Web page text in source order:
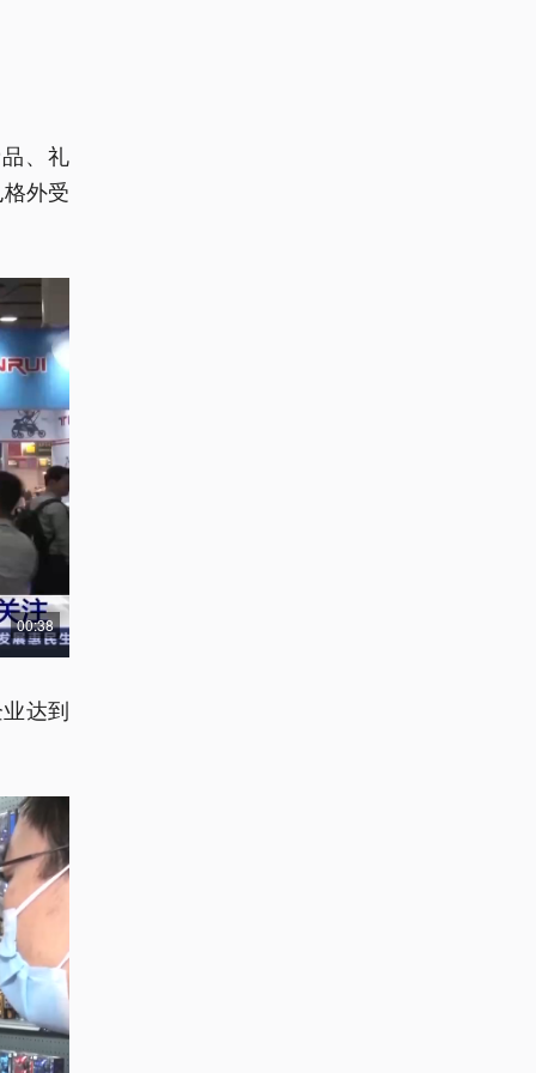
、礼
外受
00:38
达到